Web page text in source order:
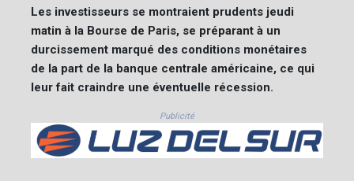
Les investisseurs se montraient prudents jeudi
matin à la Bourse de Paris, se préparant à un
durcissement marqué des conditions monétaires
de la part de la banque centrale américaine, ce qui
leur fait craindre une éventuelle récession.
Publicité